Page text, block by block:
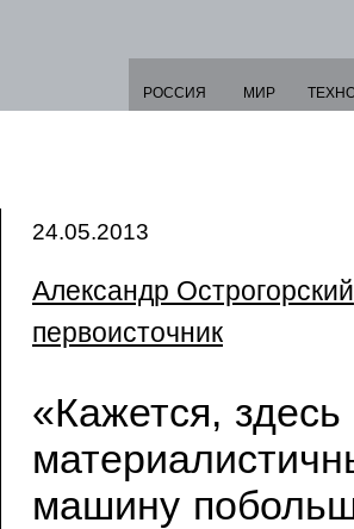
РОССИЯ МИР
24.05.2013
Александр Острогорский
первоисточник
«Кажется,
машину